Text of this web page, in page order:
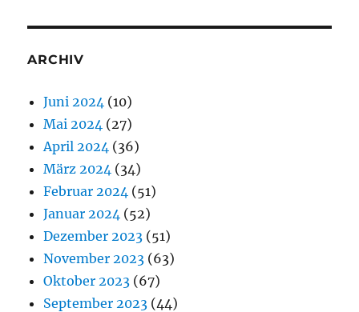
ARCHIV
Juni 2024 (10)
Mai 2024 (27)
April 2024 (36)
März 2024 (34)
Februar 2024 (51)
Januar 2024 (52)
Dezember 2023 (51)
November 2023 (63)
Oktober 2023 (67)
September 2023 (44)